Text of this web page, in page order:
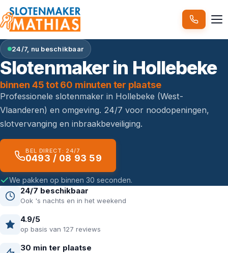
24/7, nu beschikbaar
Slotenmaker in Hollebeke
binnen 45 tot 60 minuten ter plaatse
Professionele slotenmaker in Hollebeke (West-
Vlaanderen) en omgeving. 24/7 voor noodopeningen,
slotvervanging en inbraakbeveiliging.
BEL DIRECT: 24/7
0493 / 08 93 59
We pakken op binnen 30 seconden.
24/7 beschikbaar
Ook 's nachts en in het weekend
4.9/5
op basis van 127 reviews
30 min ter plaatse